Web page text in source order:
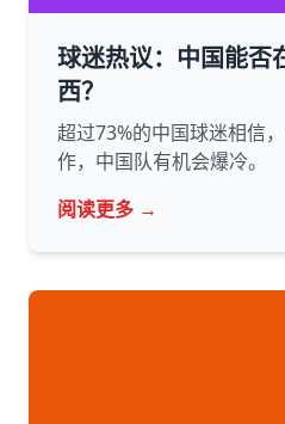
球迷热议：中国能否
西？
超过73%的中国球迷相信
作，中国队有机会爆冷。
阅读更多 →